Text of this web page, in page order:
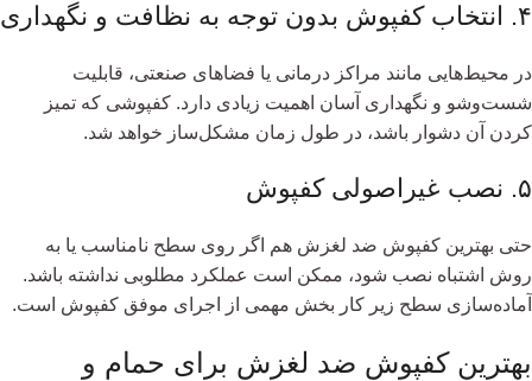
۴. انتخاب کفپوش بدون توجه به نظافت و نگهداری
در محیط‌هایی مانند مراکز درمانی یا فضاهای صنعتی، قابلیت
شست‌وشو و نگهداری آسان اهمیت زیادی دارد. کفپوشی که تمیز
کردن آن دشوار باشد، در طول زمان مشکل‌ساز خواهد شد.
۵. نصب غیراصولی کفپوش
حتی بهترین کفپوش ضد لغزش هم اگر روی سطح نامناسب یا به
روش اشتباه نصب شود، ممکن است عملکرد مطلوبی نداشته باشد.
آماده‌سازی سطح زیر کار بخش مهمی از اجرای موفق کفپوش است.
بهترین کفپوش ضد لغزش برای حمام و